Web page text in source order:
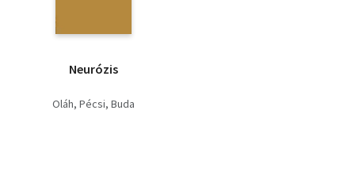
Neurózis
Oláh Pécsi Buda